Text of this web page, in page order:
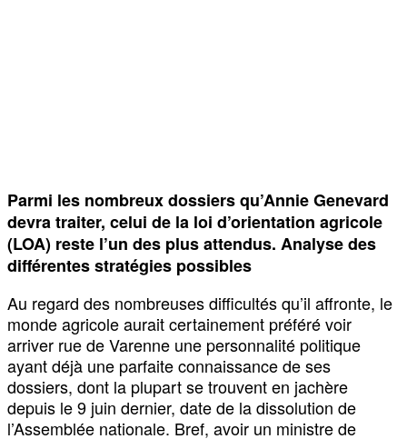
Parmi les nombreux dossiers qu’Annie Genevard
devra traiter, celui de la loi d’orientation agricole
(LOA) reste l’un des plus attendus. Analyse des
différentes stratégies possibles
Au regard des nombreuses difficultés qu’il affronte, le
monde agricole aurait certainement préféré voir
arriver rue de Varenne une personnalité politique
ayant déjà une parfaite connaissance de ses
dossiers, dont la plupart se trouvent en jachère
depuis le 9 juin dernier, date de la dissolution de
l’Assemblée nationale. Bref, avoir un ministre de